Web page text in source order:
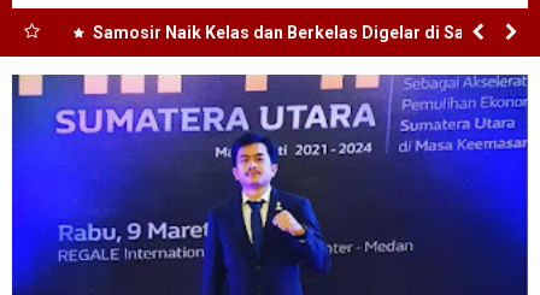
Samosir Naik Kelas dan Berkelas Digelar di Samosir,
Festival Tao Toba Joujou 2026 Resmi Dibuka Bupati
Samosir Vandiko Gultom Rajut Budaya dan Perkuat
Ekonomi Masyarakat
SUMUT
MEDAN
TANJUNGBALAI
EDUKASI